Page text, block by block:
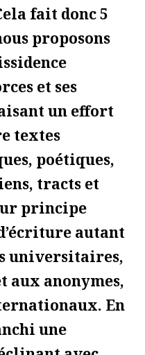
fait donc 5
proposons
et ses
un effort
textes
poétiques,
tracts et
principe
autant
universitaires,
aux anonymes,
En
une